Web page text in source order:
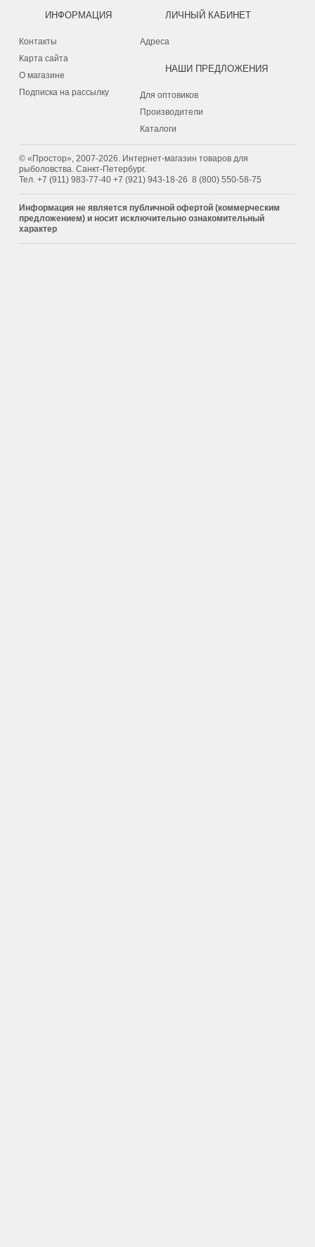
ИНФОРМАЦИЯ
Контакты
Карта сайта
О магазине
Подписка на рассылку
ЛИЧНЫЙ КАБИНЕТ
Адреса
НАШИ ПРЕДЛОЖЕНИЯ
Для оптовиков
Производители
Каталоги
© «Простор», 2007-2026. Интернет-магазин товаров для
рыболовства. Санкт-Петербург.
Тел. +7 (911) 983-77-40 ‭+7 (921) 943-18-26 8 (800) 550-58-75‬
Информация не является публичной офертой (коммерческим
предложением) и носит исключительно ознакомительный
характер